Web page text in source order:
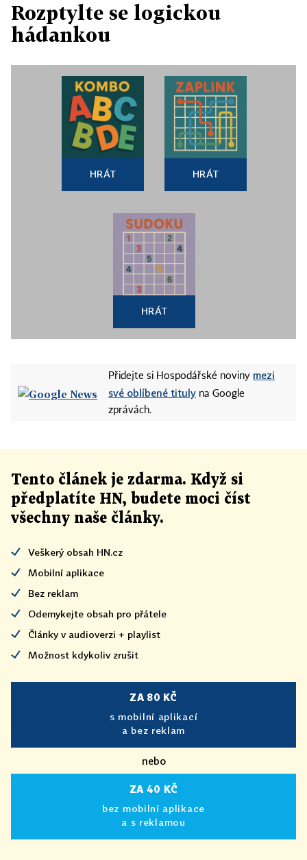
Rozptylte se logickou
hádankou
HRÁT HRÁT
HRÁT
Přidejte si Hospodářské noviny mezi
své oblíbené tituly na Google
zprávách.
Tento článek je zdarma. Když si
předplatíte HN, budete moci číst
všechny naše články.
Veškerý obsah HN.cz
Mobilní aplikace
Bez reklam
Odemykejte obsah pro přátele
Články v audioverzi + playlist
Možnost kdykoliv zrušit
ZA 80 KČ
s mobilní aplikací
a bez reklam
nebo
ZA 40 KČ
bez mobilní aplikace
a s reklamou